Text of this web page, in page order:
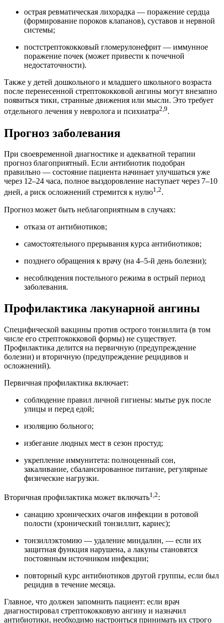
острая ревматическая лихорадка — поражение сердца
(формирование пороков клапанов), суставов и нервной
системы;
постстрептококковый гломерулонефрит — иммунное
поражение почек (может привести к почечной
недостаточности).
Также у детей дошкольного и младшего школьного возраста
после перенесенной стрептококковой ангины могут внезапно
появиться тики, странные движения или мысли. Это требует
отдельного лечения у невролога и психиатра2,9.
Прогноз заболевания
При своевременной диагностике и адекватной терапии
прогноз благоприятный. Если антибиотик подобран
правильно — состояние пациента начинает улучшаться уже
через 12–24 часа, полное выздоровление наступает через 7–10
дней, а риск осложнений стремится к нулю1,2.
Прогноз может быть неблагоприятным в случаях:
отказа от антибиотиков;
самостоятельного прерывания курса антибиотиков;
позднего обращения к врачу (на 4–5-й день болезни);
несоблюдения постельного режима в острый период
заболевания.
Профилактика лакунарной ангины
Специфической вакцины против острого тонзиллита (в том
числе его стрептококковой формы) не существует.
Профилактика делится на первичную (предупреждение
болезни) и вторичную (предупреждение рецидивов и
осложнений).
Первичная профилактика включает:
соблюдение правил личной гигиены: мытье рук после
улицы и перед едой;
изоляцию больного;
избегание людных мест в сезон простуд;
укрепление иммунитета: полноценный сон,
закаливание, сбалансированное питание, регулярные
физические нагрузки.
Вторичная профилактика может включать1,2:
санацию хронических очагов инфекции в ротовой
полости (хронический тонзиллит, кариес);
тонзиллэктомию — удаление миндалин, — если их
защитная функция нарушена, а лакуны становятся
постоянным источником инфекции;
повторный курс антибиотиков другой группы, если был
рецидив в течение месяца.
Главное, что должен запомнить пациент: если врач
диагностировал стрептококковую ангину и назначил
антибиотики, необходимо настроиться принимать их строго